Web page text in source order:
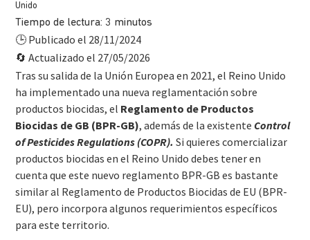
Unido
Tiempo de lectura: 3 minutos
🕒 Publicado el 28/11/2024
🔄 Actualizado el 27/05/2026
Tras su salida de la Unión Europea en 2021, el Reino Unido
ha implementado una nueva reglamentación sobre
productos biocidas, el Reglamento de Productos
Biocidas de GB (BPR-GB), además de la existente Control
of Pesticides Regulations (COPR). Si quieres comercializar
productos biocidas en el Reino Unido debes tener en
cuenta que este nuevo reglamento BPR-GB es bastante
similar al Reglamento de Productos Biocidas de EU (BPR-
EU), pero incorpora algunos requerimientos específicos
para este territorio.